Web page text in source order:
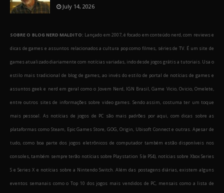
July 14, 2026
SOBRE O BLOG NERD MALDITO: Lançado em 2007, é focado em conteúdo nerd, com reviews e
dicas de games e assuntos relacionados a cultura pop como filmes, séries de TV. É um site de
games atualizado diariamente com notícias variadas, indo desde jogos grátis a tutoriais. Usa o
estilo mais tradicional de blog de games, ao invés do estilo de portal de notícias de games e
assuntos geek e nerd em geral como o Jovem Nerd, IGN Brasil, Game Vicio, Ovicio, Omelete,
entre outros sites de informações sobre video games. Sendo assim, costuma ter um toque
mais pessoal. As notícias de jogos de PC são mais padrões por aqui, com dicas sobre as
plataformas como Steam, Epic Games Store, GOG, Origin, Ubisoft Connect e outras. Apesar de
tudo, como boa parte dos jogos eletrônicos de computador também estão disponíveis nos
consoles, também sempre terão notícias sobre Playstation 5 (e PS4), notícias sobre Xbox Series
S e Series X e notícias sobre a Nintendo Switch. Além das postagens diárias, existem alguns
eventos semanais como o Top 10 dos jogos mais vendidos de PC, mensais como a lista de